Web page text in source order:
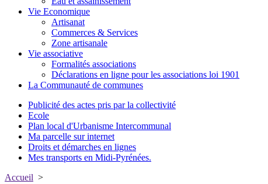
Vie Economique
Artisanat
Commerces & Services
Zone artisanale
Vie associative
Formalités associations
Déclarations en ligne pour les associations loi 1901
La Communauté de communes
Publicité des actes pris par la collectivité
Ecole
Plan local d'Urbanisme Intercommunal
Ma parcelle sur internet
Droits et démarches en lignes
Mes transports en Midi-Pyrénées.
Accueil >